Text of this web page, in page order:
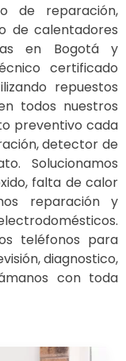
de reparación,
de calentadores
en Bogotá y
certificado
repuestos
todos nuestros
preventivo cada
detector de
Solucionamos
falta de calor
reparación y
teléfonos para
diagnostico,
con toda